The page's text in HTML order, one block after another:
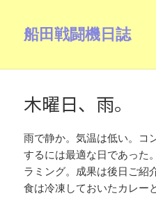
船田戦闘機日誌
木曜日、雨。
雨で静か。気温は低い。コ
するには最適な日であった
ラミング。成果は後日ご紹
食は冷凍しておいたカレー